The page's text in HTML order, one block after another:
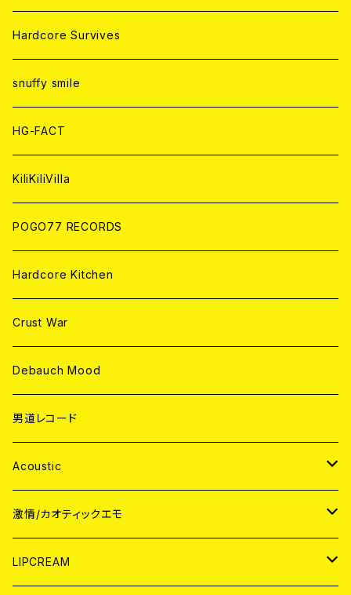
ANALOG
ANALOG
CD
ANALOG
CD
ANALOG
WORLD
CD
ANALOG
JAPAN
CD
ANALOG
WORLD
CD
ANALOG
Hardcore Survives
snuffy smile
HG-FACT
KiliKiliVilla
POGO77 RECORDS
Hardcore Kitchen
Crust War
Debauch Mood
男道レコード
Acoustic
JAPAN
CD
WORLD
激情/カオティックエモ
JAPAN
LIPCREAM